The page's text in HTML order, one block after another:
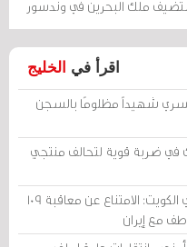
ملك البحرين في وندسور
اقرأ في الخليج
شهيداً مظلومًا بالسجن
في ضربة قوية لتحالف منتجي
محكمة «أمن الدولة» في الكويت: الامتناع عن معاقبة 109